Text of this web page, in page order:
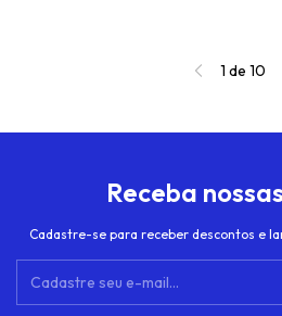
1 de 10
Receba
Cadastre-se para receber descontos e